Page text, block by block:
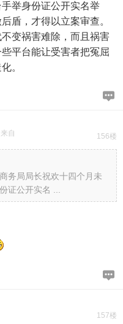
举身份证公开实名举
盾，才得以立案审查。
变祸害难除，而且祸害
平台能让受害者把冤屈
。
156楼
自
务局局长祝欢十四个月未
证公开实名 ...
157楼